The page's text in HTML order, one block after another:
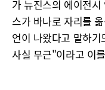
가 뉴진스의 에이전
스가 바나로 자리를
언이 나왔다고 말하
사실 무근"이라고 이